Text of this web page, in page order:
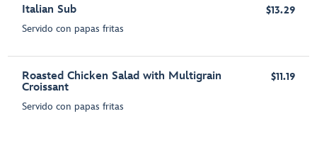
Italian Sub
Servido con papas fritas
$13.29
Roasted Chicken Salad with Multigrain
Croissant
Servido con papas fritas
$11.19